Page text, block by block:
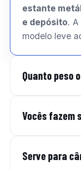
estante
e depósito. A
modelo leve
Quanto peso
Vocês fazem
Serve para